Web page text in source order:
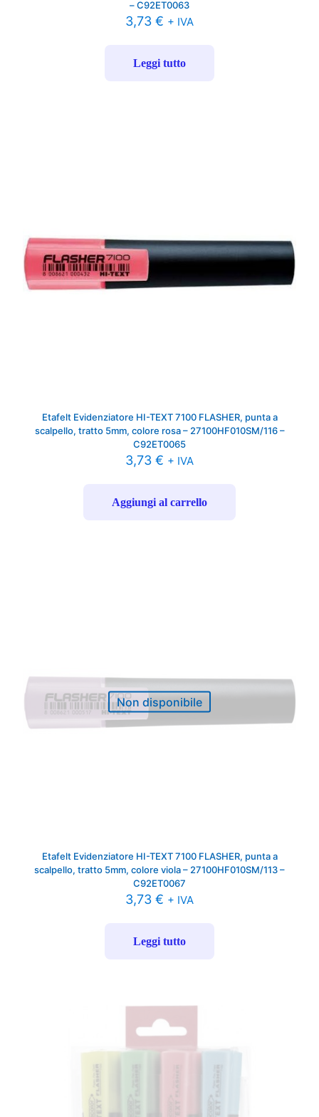
– C92ET0063
3,73 € + IVA
Leggi tutto
Etafelt Evidenziatore HI-TEXT 7100 FLASHER, punta a
scalpello, tratto 5mm, colore rosa – 27100HF010SM/116 –
C92ET0065
3,73 € + IVA
Aggiungi al carrello
Non disponibile
Etafelt Evidenziatore HI-TEXT 7100 FLASHER, punta a
scalpello, tratto 5mm, colore viola – 27100HF010SM/113 –
C92ET0067
3,73 € + IVA
Leggi tutto